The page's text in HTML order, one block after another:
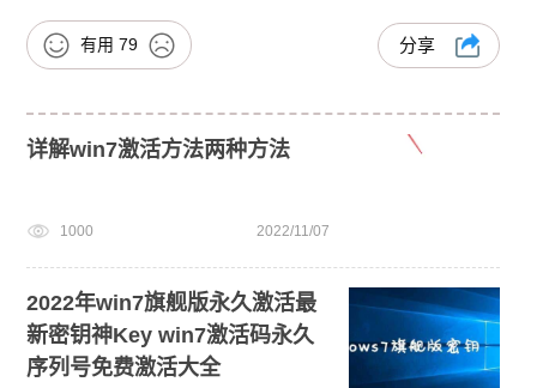
有用 79 分享
详解win7激活方法两种方法
1000 2022/11/07
2022年win7旗舰版永久激活最
新密钥神Key win7激活码永久
序列号免费激活大全